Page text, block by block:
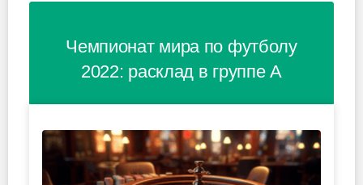
Чемпионат мира по футболу
2022: расклад в группе A